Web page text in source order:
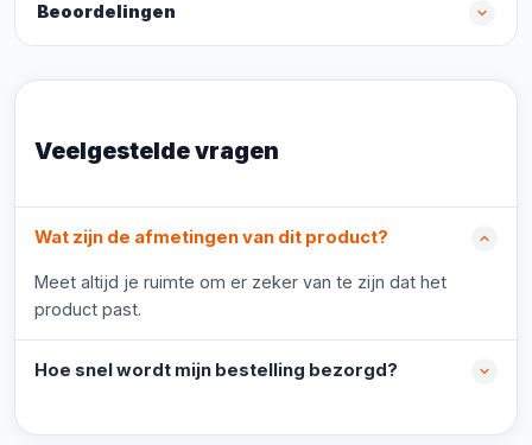
Beoordelingen
Veelgestelde vragen
Wat zijn de afmetingen van dit product?
Meet altijd je ruimte om er zeker van te zijn dat het
product past.
Hoe snel wordt mijn bestelling bezorgd?